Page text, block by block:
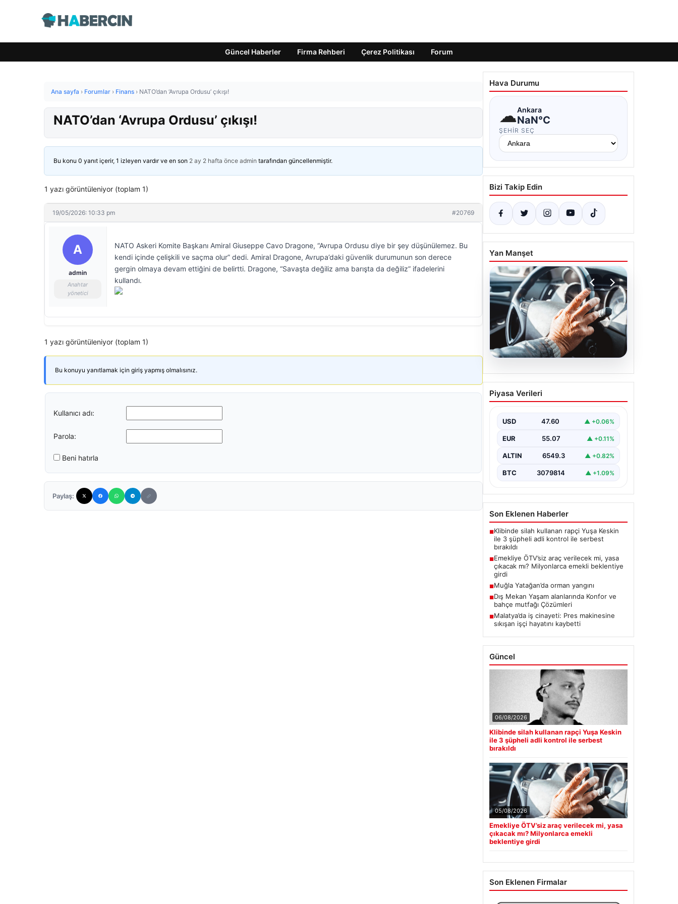
Güncel Haberler Firma Rehberi Çerez Politikası Forum
Ana sayfa › Forumlar › Finans › NATO’dan ‘Avrupa Ordusu’ çıkışı!
NATO’dan ‘Avrupa Ordusu’ çıkışı!
Bu konu 0 yanıt içerir, 1 izleyen vardır ve en son 2 ay 2 hafta önce admin tarafından güncellenmiştir.
1 yazı görüntüleniyor (toplam 1)
19/05/2026: 10:33 pm #20769
A
admin
Anahtar
yönetici
NATO Askeri Komite Başkanı Amiral Giuseppe Cavo Dragone, “Avrupa Ordusu diye bir şey düşünülemez. Bu
kendi içinde çelişkili ve saçma olur” dedi. Amiral Dragone, Avrupa’daki güvenlik durumunun son derece
gergin olmaya devam ettiğini de belirtti. Dragone, “Savaşta değiliz ama barışta da değiliz” ifadelerini
kullandı.
1 yazı görüntüleniyor (toplam 1)
Bu konuyu yanıtlamak için giriş yapmış olmalısınız.
Kullanıcı adı:
Parola:
Beni hatırla
Paylaş:
Hava Durumu
☁Ankara
NaN°C
ŞEHIR SEÇ
Bizi Takip Edin
Yan Manşet
05.08.2026
Emekliye ÖTV’siz araç
verilecek mi, yasa çıkacak
beklentiye girdi
Piyasa Verileri
USD 47.60 ▲ +0.06%
EUR 55.07 ▲ +0.11%
ALTIN 6549.3 ▲ +0.82%
BTC 3079814 ▲ +1.09%
Son Eklenen Haberler
■Klibinde silah kullanan rapçi Yuşa Keskin
ile 3 şüpheli adli kontrol ile serbest
bırakıldı
■Emekliye ÖTV’siz araç verilecek mi, yasa
çıkacak mı? Milyonlarca emekli beklentiye
girdi
■Muğla Yatağan’da orman yangını
■Dış Mekan Yaşam alanlarında Konfor ve
bahçe mutfağı Çözümleri
■Malatya’da iş cinayeti: Pres makinesine
sıkışan işçi hayatını kaybetti
Güncel
06/08/2026
Klibinde silah kullanan rapçi Yuşa Keskin
ile 3 şüpheli adli kontrol ile serbest
bırakıldı
05/08/2026
Emekliye ÖTV’siz araç verilecek mi, yasa
çıkacak mı? Milyonlarca emekli
beklentiye girdi
Son Eklenen Firmalar